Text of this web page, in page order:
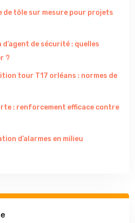
de tôle sur mesure pour projets
de sécurité : quelles
?
tour T17 orléans : normes de
: renforcement efficace contre
d’alarmes en milieu